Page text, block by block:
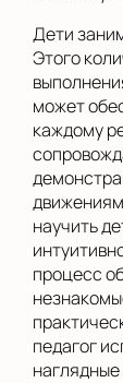
Дети
Этого
может
каждому
научить
процесс
педагог